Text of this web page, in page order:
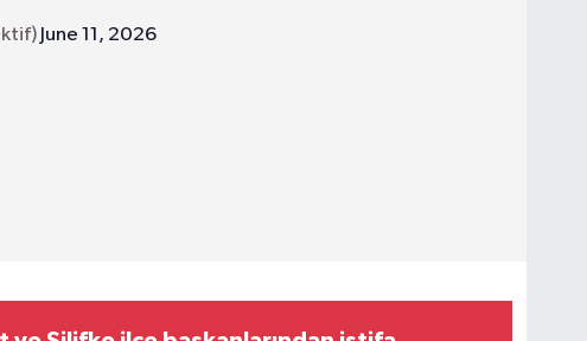
June 11, 2026